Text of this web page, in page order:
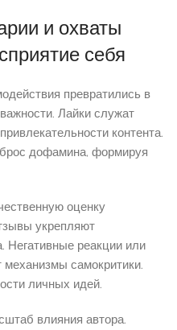
и охваты
себя
превратились в
Лайки служат
контента.
дофамина, формируя
оценку
укрепляют
Негативные реакции или
механизмы самокритики.
личных идей.
влияния автора.